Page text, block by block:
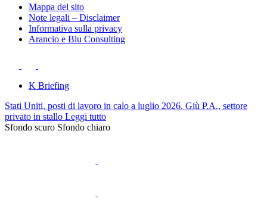
Mappa del sito
Note legali – Disclaimer
Informativa sulla privacy
Arancio e Blu Consulting
K Briefing
Stati Uniti, posti di lavoro in calo a luglio 2026. Giù P.A., settore
privato in stallo Leggi tutto
Sfondo scuro Sfondo chiaro